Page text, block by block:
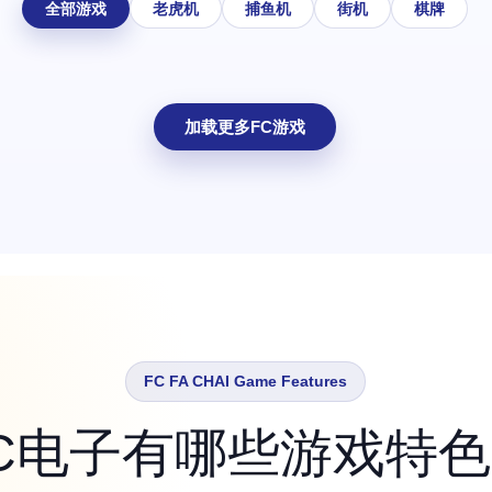
全部游戏 老虎机 捕鱼机 街机 棋牌
加载更多FC游戏
FC FA CHAI Game Features
电子有哪些游戏特